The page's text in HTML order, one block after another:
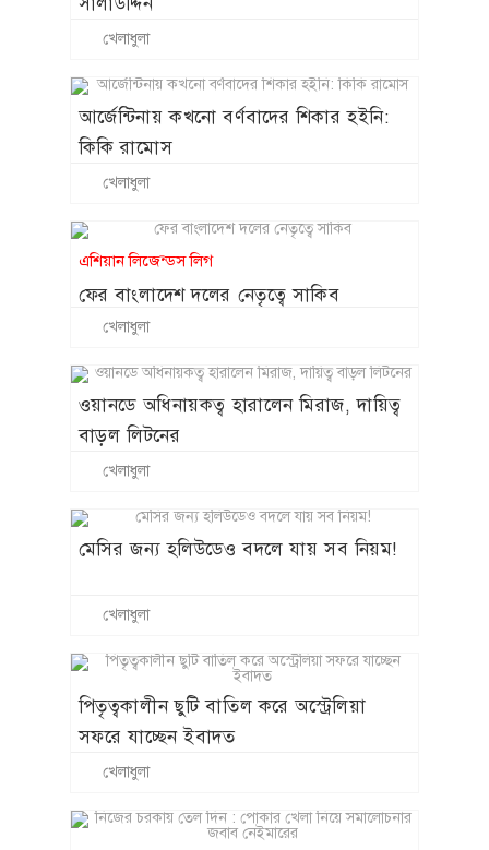
খেলাধুলা
আর্জেন্টিনায় কখনো বর্ণবাদের শিকার হইনি:
কিকি রামোস
খেলাধুলা
এশিয়ান লিজেন্ডস লিগ
ফের বাংলাদেশ দলের নেতৃত্বে সাকিব
খেলাধুলা
ওয়ানডে অধিনায়কত্ব হারালেন মিরাজ, দায়িত্ব
বাড়ল লিটনের
খেলাধুলা
মেসির জন্য হলিউডেও বদলে যায় সব নিয়ম!
খেলাধুলা
পিতৃত্বকালীন ছুটি বাতিল করে অস্ট্রেলিয়া
সফরে যাচ্ছেন ইবাদত
খেলাধুলা